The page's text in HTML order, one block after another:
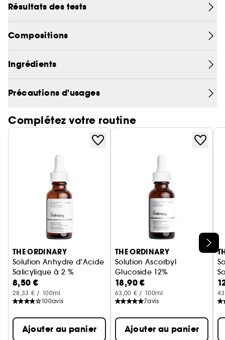
Résultats des tests
Compositions
Ingrédients
Précautions d'usages
Complétez votre routine
Ignorer le carrousel produits
THE ORDINARY
Solution Anhydre d'Acide
Salicylique à 2 %
Sérum Anti-Imperfections
8,50 €
28,33 € / 100ml
100avis
Ajouter au panier
THE ORDINARY
Solution Ascorbyl
Glucoside 12%
Sérum léger
18,90 €
63,00 € / 100ml
7avis
Ajouter au panier